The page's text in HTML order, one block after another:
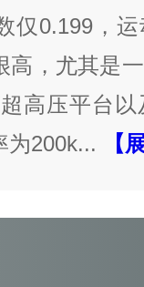
仅0.199，
高，尤其是
高压平台
为200k... 【